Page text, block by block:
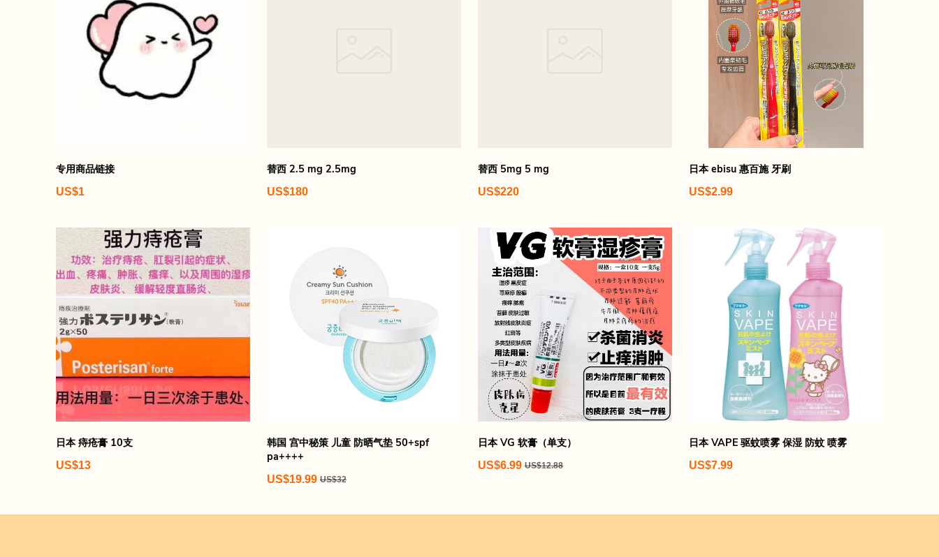
专用商品链接
US$1
替西 2.5 mg 2.5mg
US$180
替西 5mg 5 mg
US$220
日本 ebisu 惠百施 牙刷
US$2.99
日本 痔疮膏 10支
US$13
韩国 宫中秘策 儿童 防晒气垫 50+spf
pa++++
US$19.99 US$32
日本 VG 软膏（单支）
US$6.99 US$12.88
日本 VAPE 驱蚊喷雾 保湿 防蚊 喷雾
US$7.99